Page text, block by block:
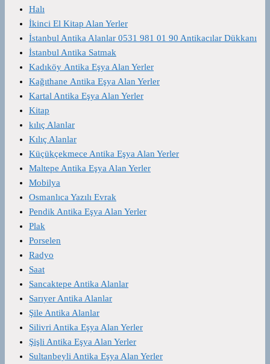
Halı
İkinci El Kitap Alan Yerler
İstanbul Antika Alanlar 0531 981 01 90 Antikacılar Dükkanı
İstanbul Antika Satmak
Kadıköy Antika Eşya Alan Yerler
Kağıthane Antika Eşya Alan Yerler
Kartal Antika Eşya Alan Yerler
Kitap
kılıç Alanlar
Kılıç Alanlar
Küçükçekmece Antika Eşya Alan Yerler
Maltepe Antika Eşya Alan Yerler
Mobilya
Osmanlıca Yazılı Evrak
Pendik Antika Eşya Alan Yerler
Plak
Porselen
Radyo
Saat
Sancaktepe Antika Alanlar
Sarıyer Antika Alanlar
Şile Antika Alanlar
Silivri Antika Eşya Alan Yerler
Şişli Antika Eşya Alan Yerler
Sultanbeyli Antika Eşya Alan Yerler